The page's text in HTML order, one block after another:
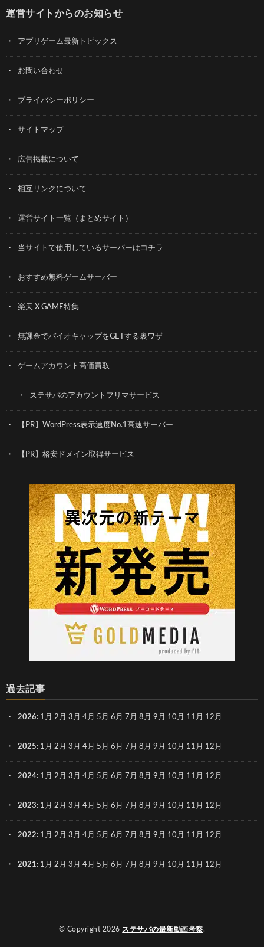
運営サイトからのお知らせ
アプリゲーム最新トピックス
お問い合わせ
プライバシーポリシー
サイトマップ
広告掲載について
相互リンクについて
運営サイト一覧（まとめサイト）
当サイトで使用しているサーバーはコチラ
おすすめ無料ゲームサーバー
楽天 X GAME特集
無課金でバイオキャップをGETする裏ワザ
ゲームアカウント高価買取
ステサバのアカウントフリマサービス
【PR】WordPress表示速度No.1高速サーバー
【PR】格安ドメイン取得サービス
過去記事
2026: 1月 2月 3月 4月 5月 6月 7月 8月 9月 10月 11月 12月
2025: 1月 2月 3月 4月 5月 6月 7月 8月 9月 10月 11月 12月
2024: 1月 2月 3月 4月 5月 6月 7月 8月 9月 10月 11月 12月
2023: 1月 2月 3月 4月 5月 6月 7月 8月 9月 10月 11月 12月
2022: 1月 2月 3月 4月 5月 6月 7月 8月 9月 10月 11月 12月
2021: 1月 2月 3月 4月 5月 6月 7月 8月 9月 10月 11月 12月
© Copyright 2026 ステサバの最新動画考察.